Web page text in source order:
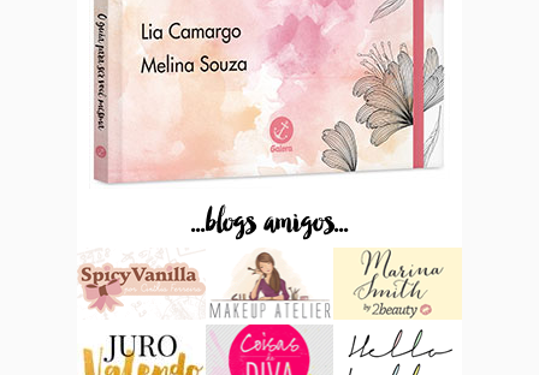
...blogs amigos...